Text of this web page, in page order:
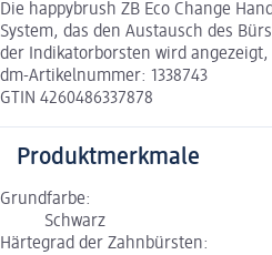
Die happybrush ZB Eco Change
System, das den Austausch des
der Indikatorborsten wird
dm-Artikelnummer: 1338743
GTIN 4260486337878
Produktmerkmale
Grundfarbe:
Schwarz
Härtegrad der Zahnbürsten: